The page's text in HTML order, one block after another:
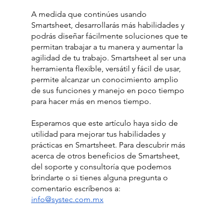
A medida que continúes usando
Smartsheet, desarrollarás más habilidades y
podrás diseñar fácilmente soluciones que te
permitan trabajar a tu manera y aumentar la
agilidad de tu trabajo. Smartsheet al ser una
herramienta flexible, versátil y fácil de usar,
permite alcanzar un conocimiento amplio
de sus funciones y manejo en poco tiempo
para hacer más en menos tiempo.
Esperamos que este artículo haya sido de
utilidad para mejorar tus habilidades y
prácticas en Smartsheet. Para descubrir más
acerca de otros beneficios de Smartsheet,
del soporte y consultoría que podemos
brindarte o si tienes alguna pregunta o
comentario escríbenos a:
info@systec.com.mx